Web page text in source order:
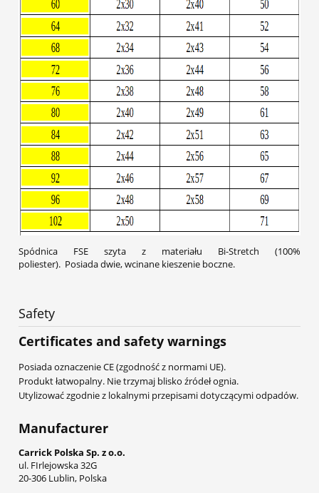
Spódnica FSE szyta z materiału Bi-Stretch (100%
poliester). Posiada dwie, wcinane kieszenie boczne.
Safety
Certificates and safety warnings
Posiada oznaczenie CE (zgodność z normami UE).
Produkt łatwopalny. Nie trzymaj blisko źródeł ognia.
Utylizować zgodnie z lokalnymi przepisami dotyczącymi odpadów.
Manufacturer
Carrick Polska Sp. z o.o.
ul. FIrlejowska 32G
20-306 Lublin, Polska